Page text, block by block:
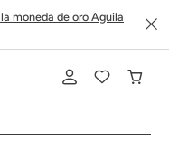
moneda de oro Aguila